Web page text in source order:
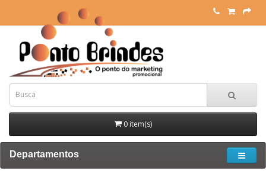
0 item(s)
Departamentos